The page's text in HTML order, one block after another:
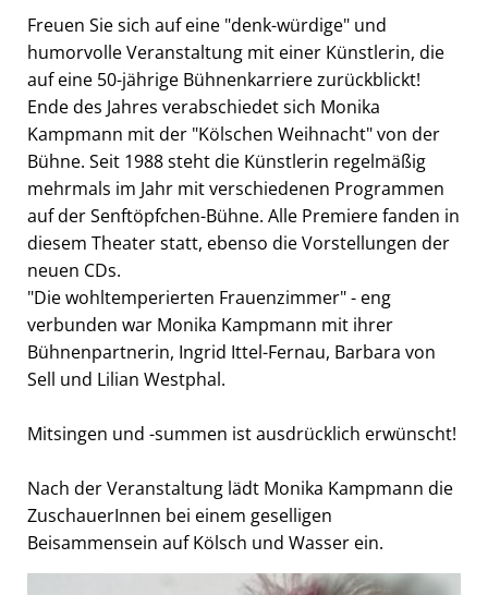
Freuen Sie sich auf eine "denk-würdige" und
humorvolle Veranstaltung mit einer Künstlerin, die
auf eine 50-jährige Bühnenkarriere zurückblickt!
Ende des Jahres verabschiedet sich Monika
Kampmann mit der "Kölschen Weihnacht" von der
Bühne. Seit 1988 steht die Künstlerin regelmäßig
mehrmals im Jahr mit verschiedenen Programmen
auf der Senftöpfchen-Bühne. Alle Premiere fanden in
diesem Theater statt, ebenso die Vorstellungen der
neuen CDs.
"Die wohltemperierten Frauenzimmer" - eng
verbunden war Monika Kampmann mit ihrer
Bühnenpartnerin, Ingrid Ittel-Fernau, Barbara von
Sell und Lilian Westphal.
Mitsingen und -summen ist ausdrücklich erwünscht!
Nach der Veranstaltung lädt Monika Kampmann die
ZuschauerInnen bei einem geselligen
Beisammensein auf Kölsch und Wasser ein.